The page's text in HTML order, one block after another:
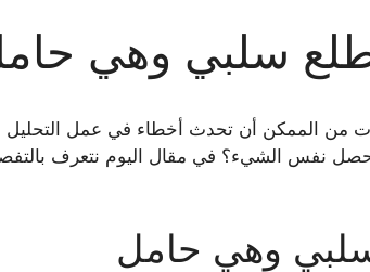
سلبي وهي
الممكن أن تحدث أخطاء في عمل التحليل
نفس الشيء؟ في مقال اليوم نتعرف
وهي حامل